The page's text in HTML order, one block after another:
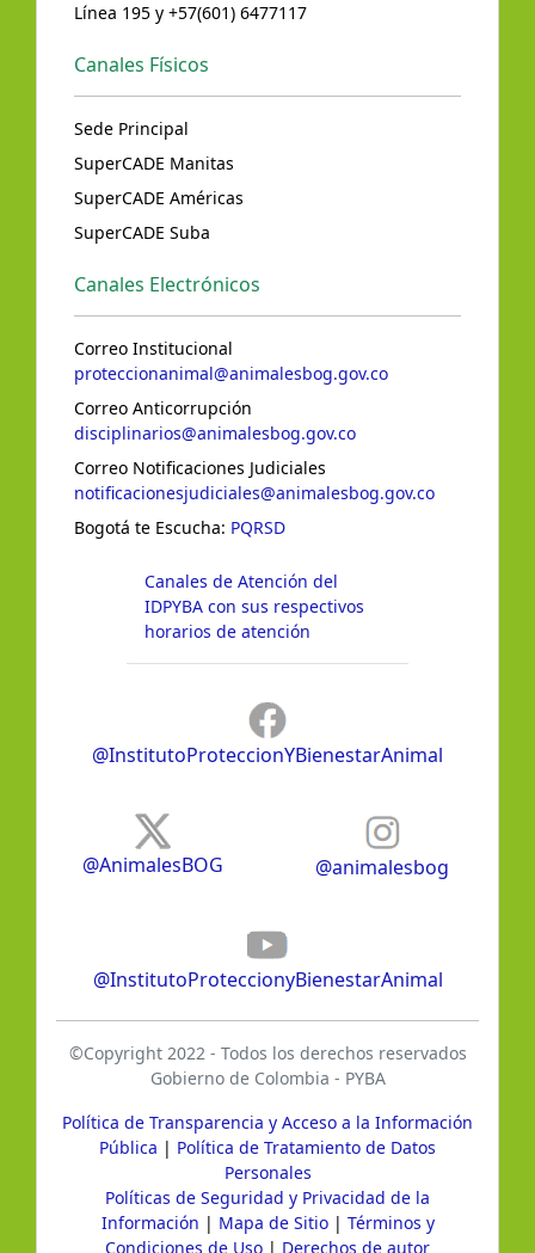
Línea 195 y +57(601) 6477117
Canales Físicos
Sede Principal
SuperCADE Manitas
SuperCADE Américas
SuperCADE Suba
Canales Electrónicos
Correo Institucional
proteccionanimal@animalesbog.gov.co
Correo Anticorrupción
disciplinarios@animalesbog.gov.co
Correo Notificaciones Judiciales
notificacionesjudiciales@animalesbog.gov.co
Bogotá te Escucha: PQRSD
Canales de Atención del
IDPYBA con sus respectivos
horarios de atención
@InstitutoProteccionYBienestarAnimal
@AnimalesBOG @animalesbog
@InstitutoProteccionyBienestarAnimal
©Copyright 2022 - Todos los derechos reservados
Gobierno de Colombia - PYBA
Política de Transparencia y Acceso a la Información
Pública | Política de Tratamiento de Datos
Personales
Políticas de Seguridad y Privacidad de la
Información | Mapa de Sitio| Términos y
Condiciones de Uso | Derechos de autor